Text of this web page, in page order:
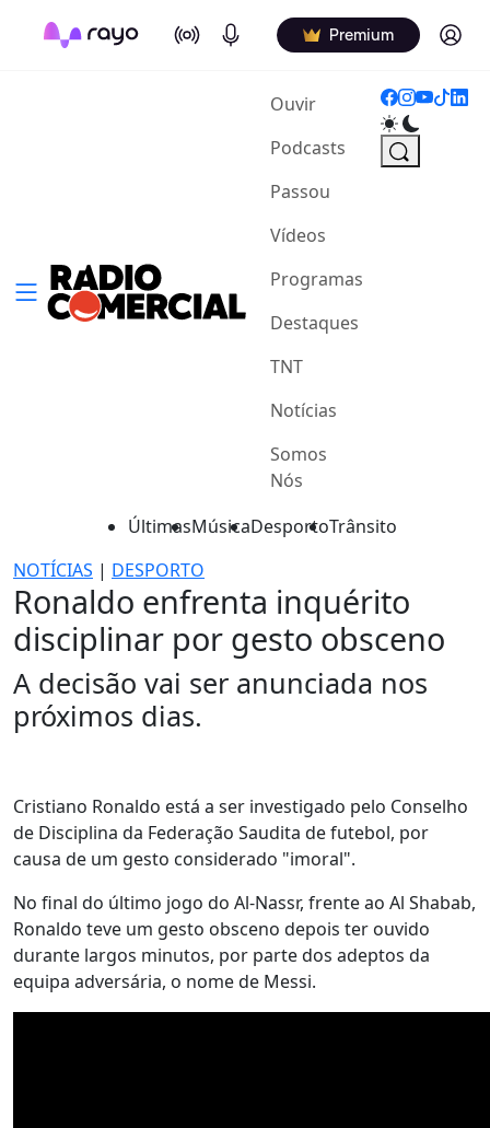
On Air Podcasts Premium Log in
Ouvir(current)
Podcasts
Passou
Vídeos
Programas
Destaques
TNT
Notícias
Somos
Nós
ÚltimasMúsicaDesportoTrânsito
NOTÍCIAS | DESPORTO
Ronaldo enfrenta inquérito
disciplinar por gesto obsceno
A decisão vai ser anunciada nos
próximos dias.
Cristiano Ronaldo está a ser investigado pelo Conselho
de Disciplina da Federação Saudita de futebol, por
causa de um gesto considerado "imoral".
No final do último jogo do Al-Nassr, frente ao Al Shabab,
Ronaldo teve um gesto obsceno depois ter ouvido
durante largos minutos, por parte dos adeptos da
equipa adversária, o nome de Messi.